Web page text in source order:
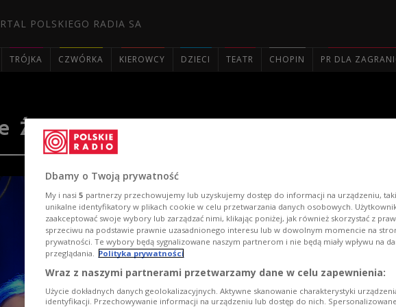
POLSKIEGO RADIA SA
TRÓJKA CZWÓRKA KIEROWCY DZIECI TEATR CHOPIN PR DLA
Źródełko. Koncert Laureatów
Dbamy o Twoją prywatność
My i nasi 5 partnerzy przechowujemy lub uzyskujemy dostęp do informacji na urządzeniu,
unikalne identyfikatory w plikach cookie w celu przetwarzania danych osobowych.
zaakceptować swoje wybory lub zarządzać nimi, klikając poniżej, jak również skorzystać z
sprzeciwu na podstawie prawnie uzasadnionego interesu lub w dowolnym momencie na
prywatności. Te wybory będą sygnalizowane naszym partnerom i nie będą miały wpływu na
przeglądania. Polityka prywatności
Wraz z naszymi partnerami przetwarzamy dane w celu zapewnienia:
Użycie dokładnych danych geolokalizacyjnych. Aktywne skanowanie charakterystyki
identyfikacji. Przechowywanie informacji na urządzeniu lub dostęp do nich.